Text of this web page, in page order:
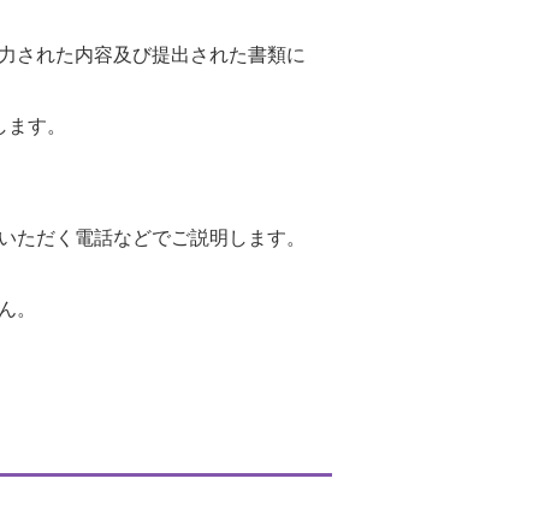
された内容及び提出された書類に
す。
だく電話などでご説明します。
。